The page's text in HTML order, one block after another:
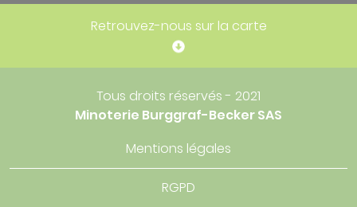
Retrouvez-nous sur la carte
Tous droits réservés - 2021
Minoterie Burggraf-Becker SAS
Mentions légales
RGPD